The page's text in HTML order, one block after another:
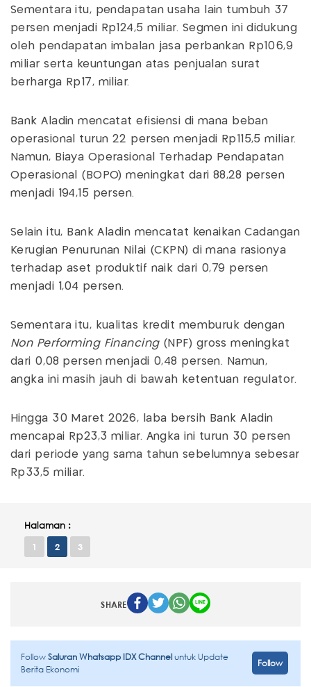
Sementara itu, pendapatan usaha lain tumbuh 37
persen menjadi Rp124,5 miliar. Segmen ini didukung
oleh pendapatan imbalan jasa perbankan Rp106,9
miliar serta keuntungan atas penjualan surat
berharga Rp17, miliar.
Bank Aladin mencatat efisiensi di mana beban
operasional turun 22 persen menjadi Rp115,5 miliar.
Namun, Biaya Operasional Terhadap Pendapatan
Operasional (BOPO) meningkat dari 88,28 persen
menjadi 194,15 persen.
Selain itu, Bank Aladin mencatat kenaikan Cadangan
Kerugian Penurunan Nilai (CKPN) di mana rasionya
terhadap aset produktif naik dari 0,79 persen
menjadi 1,04 persen.
Sementara itu, kualitas kredit memburuk dengan
Non Performing Financing(NPF) gross meningkat
dari 0,08 persen menjadi 0,48 persen. Namun,
angka ini masih jauh di bawah ketentuan regulator.
Hingga 30 Maret 2026, laba bersih Bank Aladin
mencapai Rp23,3 miliar. Angka ini turun 30 persen
dari periode yang sama tahun sebelumnya sebesar
Rp33,5 miliar.
Halaman :
1 2 3
SHARE
FollowSaluran Whatsapp IDX Channeluntuk Update
Berita Ekonomi
Follow